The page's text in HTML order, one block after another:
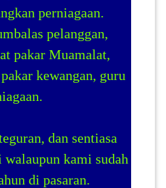
perniagaan.
pelanggan,
pakar Muamalat,
kewangan, guru
dan sentiasa
kami sudah
di pasaran.